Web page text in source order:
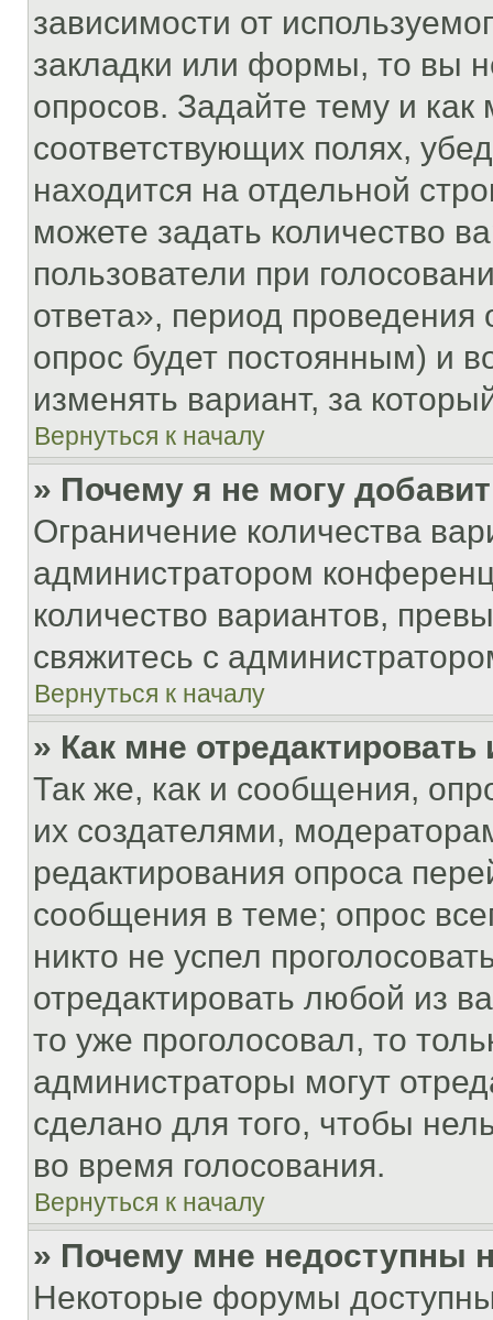
зависимости от
закладки или формы, то вы
опросов. Задайте тему и
соответствующих полях,
находится на отдельной
можете задать количество
пользователи при
ответа», период проведения
опрос будет постоянным) и
изменять вариант, за
Вернуться к началу
» Почему я не могу
Ограничение количества
администратором
количество вариантов,
свяжитесь с
Вернуться к началу
» Как мне
Так же, как и сообщения,
их создателями,
редактирования опроса
сообщения в теме; опрос
никто не успел
отредактировать любой из
то уже проголосовал, то
администраторы могут
сделано для того, чтобы
во время голосования.
Вернуться к началу
» Почему мне недоступны
Некоторые форумы